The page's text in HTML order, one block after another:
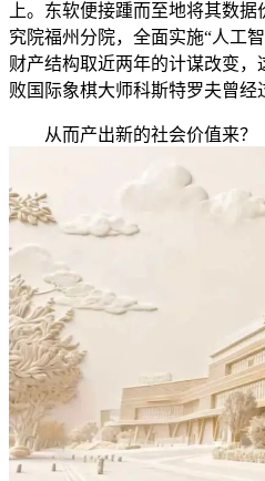
上。东软便接踵而至地将其数
究院福州分院，全面实施“人工
财产结构取近两年的计谋改变，
败国际象棋大师科斯特罗夫曾经
从而产出新的社会价值来？